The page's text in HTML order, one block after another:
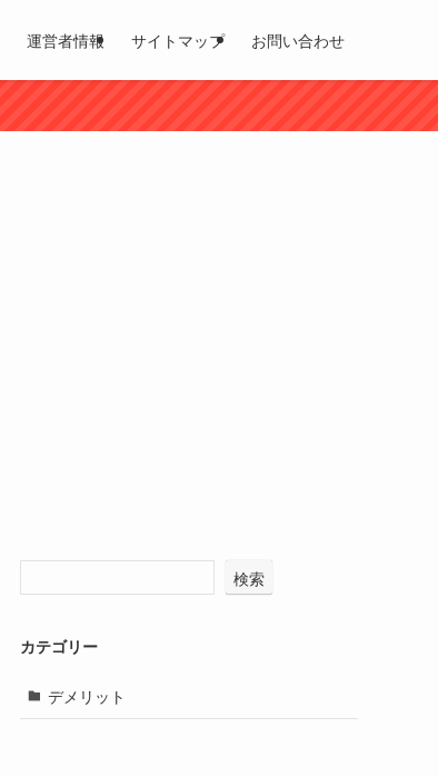
運営者情報 サイトマップ お問い合わせ
検索
カテゴリー
デメリット